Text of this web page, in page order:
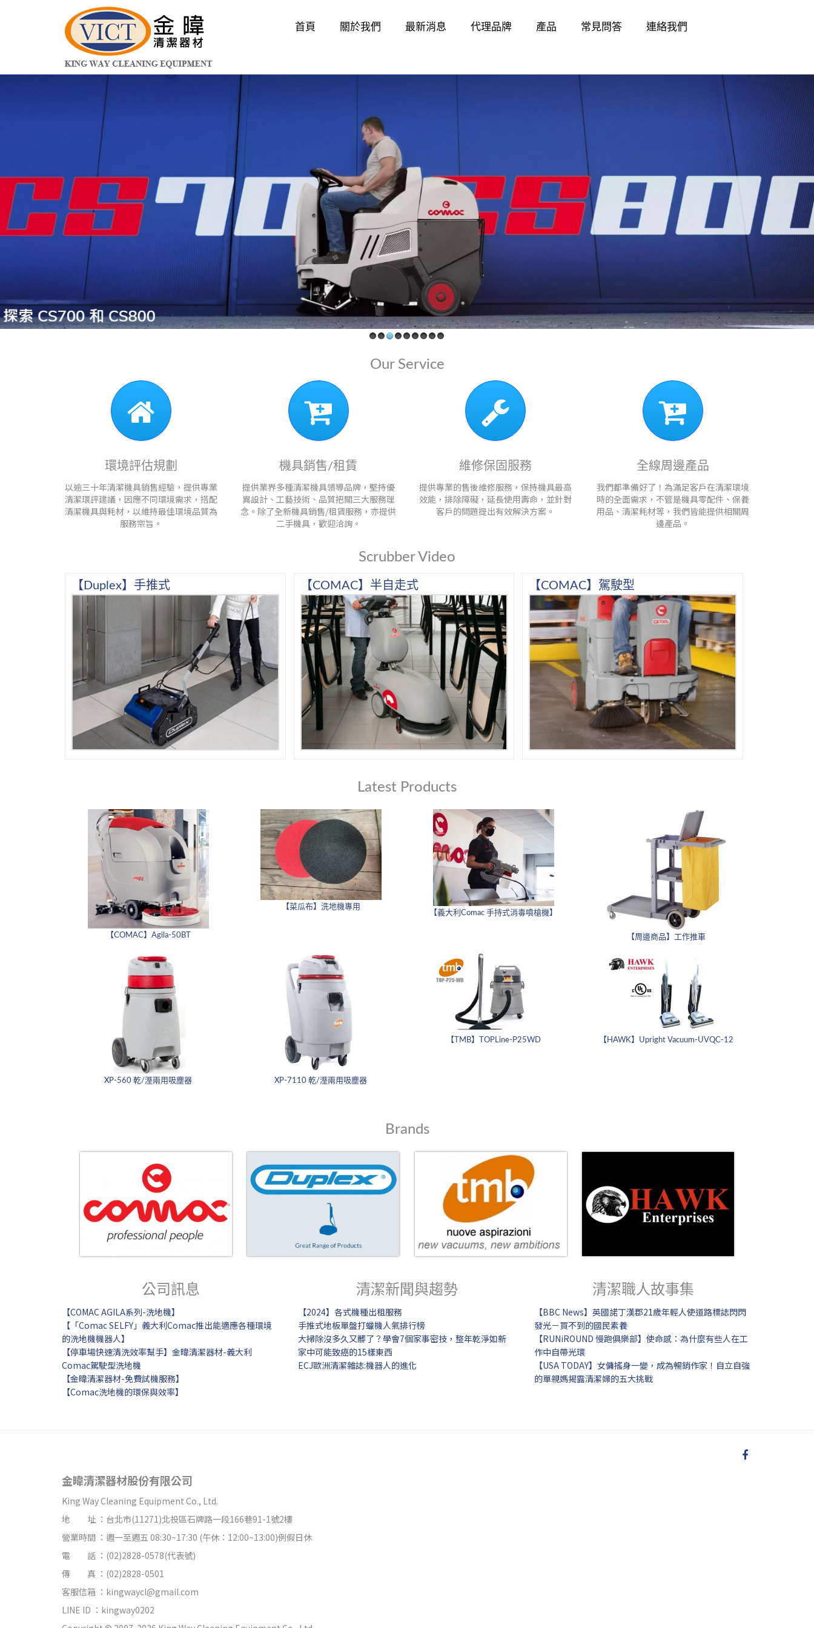
首頁 關於我們 最新消息 代理品牌 產品 常見問答 連絡我們
Our Service
環境評估規劃
以逾三十年清潔機具銷售經驗，提供專業
清潔環評建議，因應不同環境需求，搭配
清潔機具與耗材，以維持最佳環境品質為
服務宗旨。
機具銷售/租賃
提供業界多種清潔機具領導品牌，堅持優
異設計、工藝技術、品質把關三大服務理
念。除了全新機具銷售/租賃服務，亦提供
二手機具，歡迎洽詢。
維修保固服務
提供專業的售後維修服務，保持機具最高
效能，排除障礙，延長使用壽命，並針對
客戶的問題提出有效解決方案。
全線周邊產品
我們都準備好了！為滿足客戶在清潔環境
時的全面需求，不管是機具零配件、保養
用品、清潔耗材等，我們皆能提供相關周
邊產品。
Scrubber Video
【Duplex】手推式 【COMAC】半自走式 【COMAC】駕駛型
Latest Products
【COMAC】Agila-50BT
【菜瓜布】洗地機專用
【義大利Comac 手持式消毒噴槍機】
【周邊商品】工作推車
XP-560 乾/溼兩用吸塵器 XP-7110 乾/溼兩用吸塵器
【TMB】TOPLine-P25WD 【HAWK】Upright Vacuum-UVQC-12
Brands
公司訊息
【COMAC AGILA系列-洗地機】
【「Comac SELFY」義大利Comac推出能適應各種環境
的洗地機機器人】
【停車場快速清洗效率幫手】金暐清潔器材-義大利
Comac駕駛型洗地機
【金暐清潔器材-免費試機服務】
【Comac洗地機的環保與效率】
清潔新聞與趨勢
【2024】各式機種出租服務
手推式地板單盤打蠟機人氣排行榜
大掃除沒多久又髒了？學會7個家事密技，整年乾淨如新
家中可能致癌的15樣東西
ECJ歐洲清潔雜誌:機器人的進化
清潔職人故事集
【BBC News】英國諾丁漢郡21歲年輕人使道路標誌閃閃
發光－買不到的國民素養
【RUNiROUND 慢跑俱樂部】使命感：為什麼有些人在工
作中自帶光環
【USA TODAY】女傭搖身一變，成為暢銷作家！自立自強
的單親媽揭露清潔婦的五大挑戰
金暐清潔器材股份有限公司
King Way Cleaning Equipment Co., Ltd.
地 址 ：台北市(11271)北投區石牌路一段166巷91-1號2樓
營業時間 ：週一至週五 08:30~17:30 (午休：12:00~13:00)例假日休
電 話 ：(02)2828-0578(代表號)
傳 真 ：(02)2828-0501
客服信箱 ：kingwaycl@gmail.com
LINE ID ：kingway0202